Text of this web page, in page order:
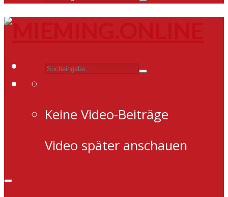
Keine Video-Beiträge
Video später anschauen